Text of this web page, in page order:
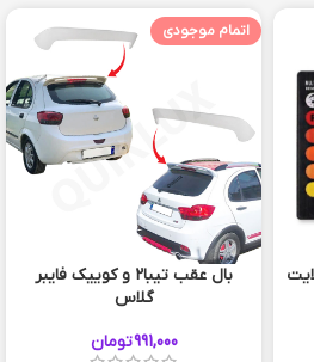
اتمام موجودی
سفید
بال عقب تیبا2 و کوییک فایبر
گلاس
991,000تومان